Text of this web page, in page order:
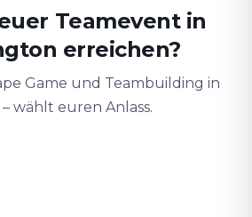
Teamevent in
erreichen?
Game und Teambuilding in
wählt euren Anlass.